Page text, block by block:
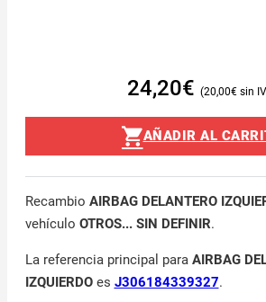
24,20€ 20,00€
AÑADIR AL
Recambio AIRBAG DELANTERO
vehículo OTROS... SIN DEFINIR.
La referencia principal para AIRBAG
IZQUIERDOes J306184339327.